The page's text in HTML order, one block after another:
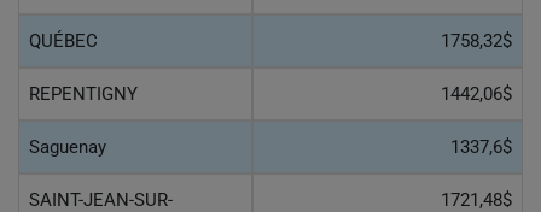
QUÉBEC 1758,32$
REPENTIGNY 1442,06$
Saguenay 1337,6$
SAINT-JEAN-SUR-
1721,48$